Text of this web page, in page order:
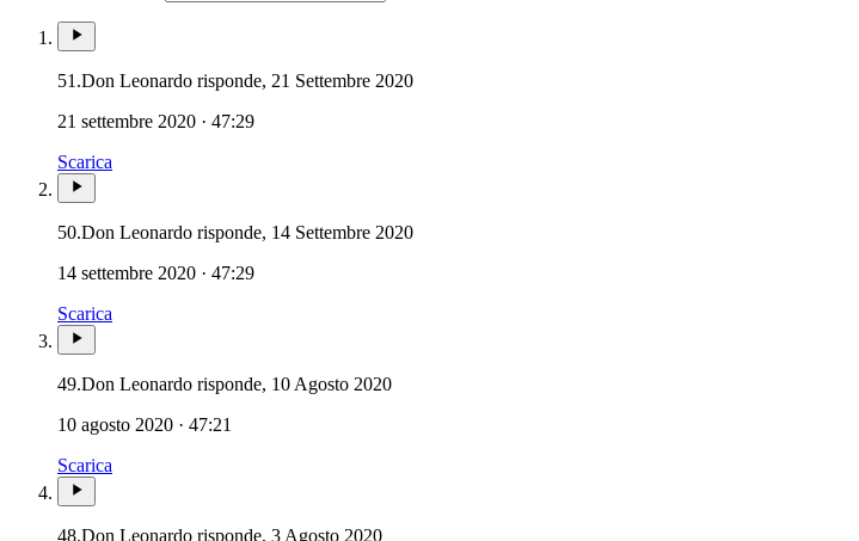
51.Don Leonardo risponde, 21 Settembre 2020
21 settembre 2020 · 47:29
Scarica
50.Don Leonardo risponde, 14 Settembre 2020
14 settembre 2020 · 47:29
Scarica
49.Don Leonardo risponde, 10 Agosto 2020
10 agosto 2020 · 47:21
Scarica
48.Don Leonardo risponde, 3 Agosto 2020